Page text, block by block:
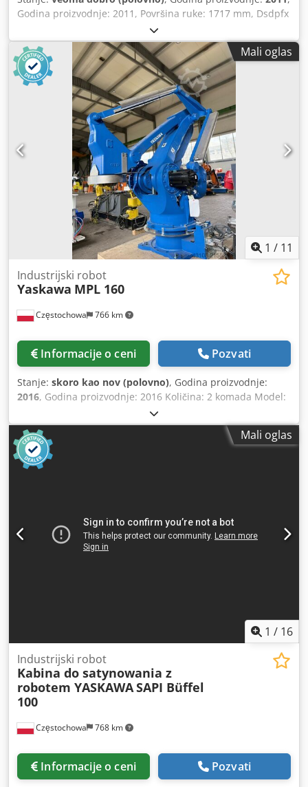
Godina proizvodnje: 2011, Površina ruke: 1717 mm, Dsdpfx
Ajtxymmscpock Težina: 20 kg, Kontrola: DKS100
Mali oglas
1 / 11
Częstochowa 766 km
Industrijski robot
Yaskawa MPL 160
Informacije o ceni Pozvati
Stanje: skoro kao nov (polovno), Godina proizvodnje:
2016, Godina proizvodnje: 2016 Količina: 2 komada Model:
MPL 160B Tip: YR-MPL 0160D Proizvođač: Yaskawa
Motoman Broj osa: 4 Nosivost: 160 kg Domet: 3159 mm
Dodpfxsywyv To Acpsck Upravljanje: DX200 (2017)
Operaterski panel: JZRCR-YPP21 Boja: plava Oprema:
kontroler, operaterski panel, kabliranje.
Mali oglas
1 / 16
Częstochowa 768 km
Industrijski robot
Kabina do satynowania z
robotem YASKAWASAPI Büffel
100
Informacije o ceni Pozvati